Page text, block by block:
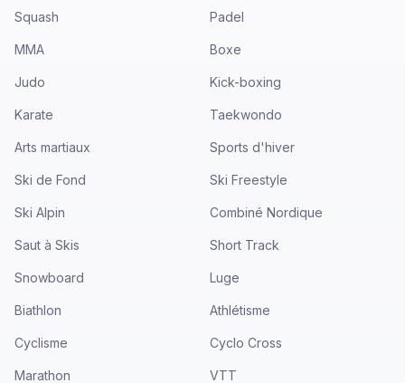
Squash Padel
MMA Boxe
Judo Kick-boxing
Karate Taekwondo
Arts martiaux Sports d'hiver
Ski de Fond Ski Freestyle
Ski Alpin Combiné Nordique
Saut à Skis Short Track
Snowboard Luge
Biathlon Athlétisme
Cyclisme Cyclo Cross
Marathon VTT